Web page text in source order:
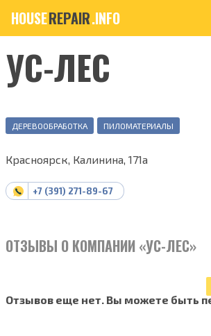
HOUSEREPAIR.INFO
УС-ЛЕС
ДЕРЕВООБРАБОТКА ПИЛОМАТЕРИАЛЫ
Красноярск, Калинина, 171а
+7 (391) 271-89-67
ОТЗЫВЫ О КОМПАНИИ «УС-ЛЕС»
Отзывов еще нет. Вы можете быть